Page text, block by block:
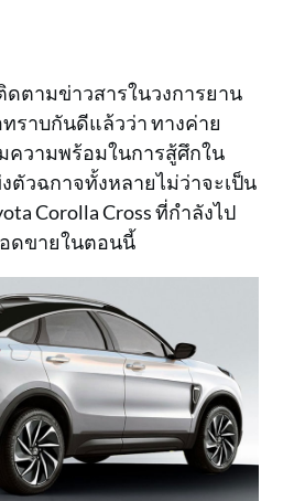
ตามข่าวสารในวงการยาน
ราบกันดีแล้วว่า ทางค่าย
ความพร้อมในการสู้ศึกใน
ตัวฉกาจทั้งหลายไม่ว่าจะเป็น
Corolla Cross ที่กำลังไป
อดขายในตอนนี้